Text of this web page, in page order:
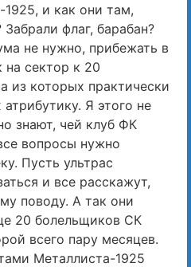
и как они там,
флаг, барабан?
не нужно, прибежать в
на сектор к 20
из которых практически
Я этого не
знают, чей клуб ФК
вопросы нужно
Пусть ультрас
и все расскажут,
поводу. А так они
20 болельщиков СК
всего пару месяцев.
Металлиста-1925